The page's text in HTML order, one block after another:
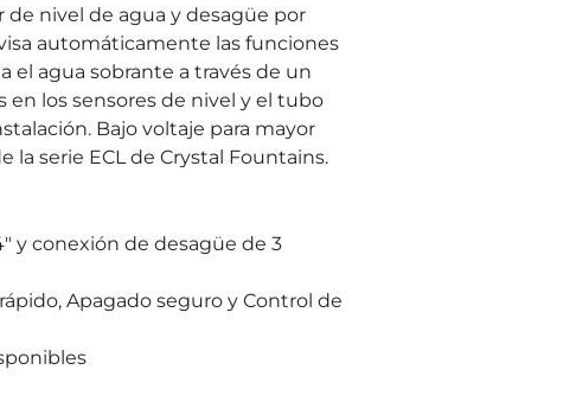
de nivel de agua y desagüe por
automáticamente las funciones
el agua sobrante a través de un
en los sensores de nivel y el tubo
Bajo voltaje para mayor
la serie ECL de Crystal Fountains.
y conexión de desagüe de 3
Apagado seguro y Control de